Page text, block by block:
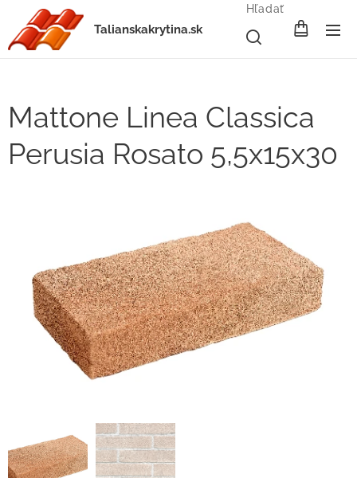
Talianskakrytina.sk
Hľadať
Mattone Linea Classica
Perusia Rosato 5,5x15x30